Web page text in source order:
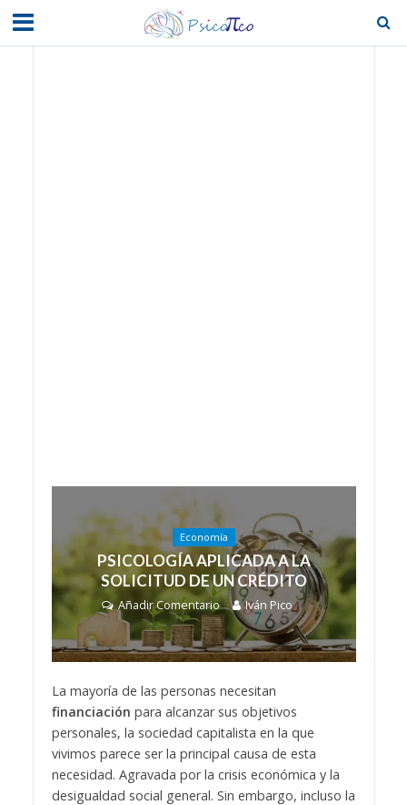
Economía
PSICOLOGÍA APLICADA A LA
SOLICITUD DE UN CRÉDITO
Añadir Comentario Iván Pico
La mayoría de las personas necesitan
financiación para alcanzar sus objetivos
personales, la sociedad capitalista en la que
vivimos parece ser la principal causa de esta
necesidad. Agravada por la crisis económica y la
desigualdad social general. Sin embargo, incluso la